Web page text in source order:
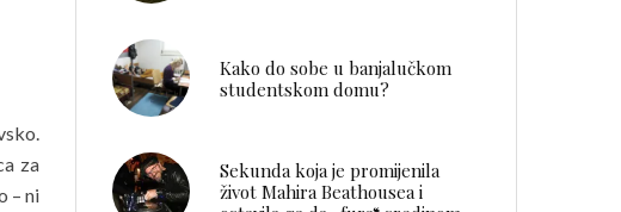
za
– ni
Kako do sobe u banjalučkom
studentskom domu?
Sekunda koja je promijenila
život Mahira Beathousea i